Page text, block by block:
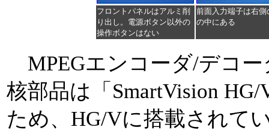
フロントパネルはアルミ削
り出し。電源ボタン以外の
操作ボタンはない
前面入力端子は右側
の中にある
MPEGエンコーダ/デコ
核部品は「SmartVision
ため、HG/Vに搭載されて